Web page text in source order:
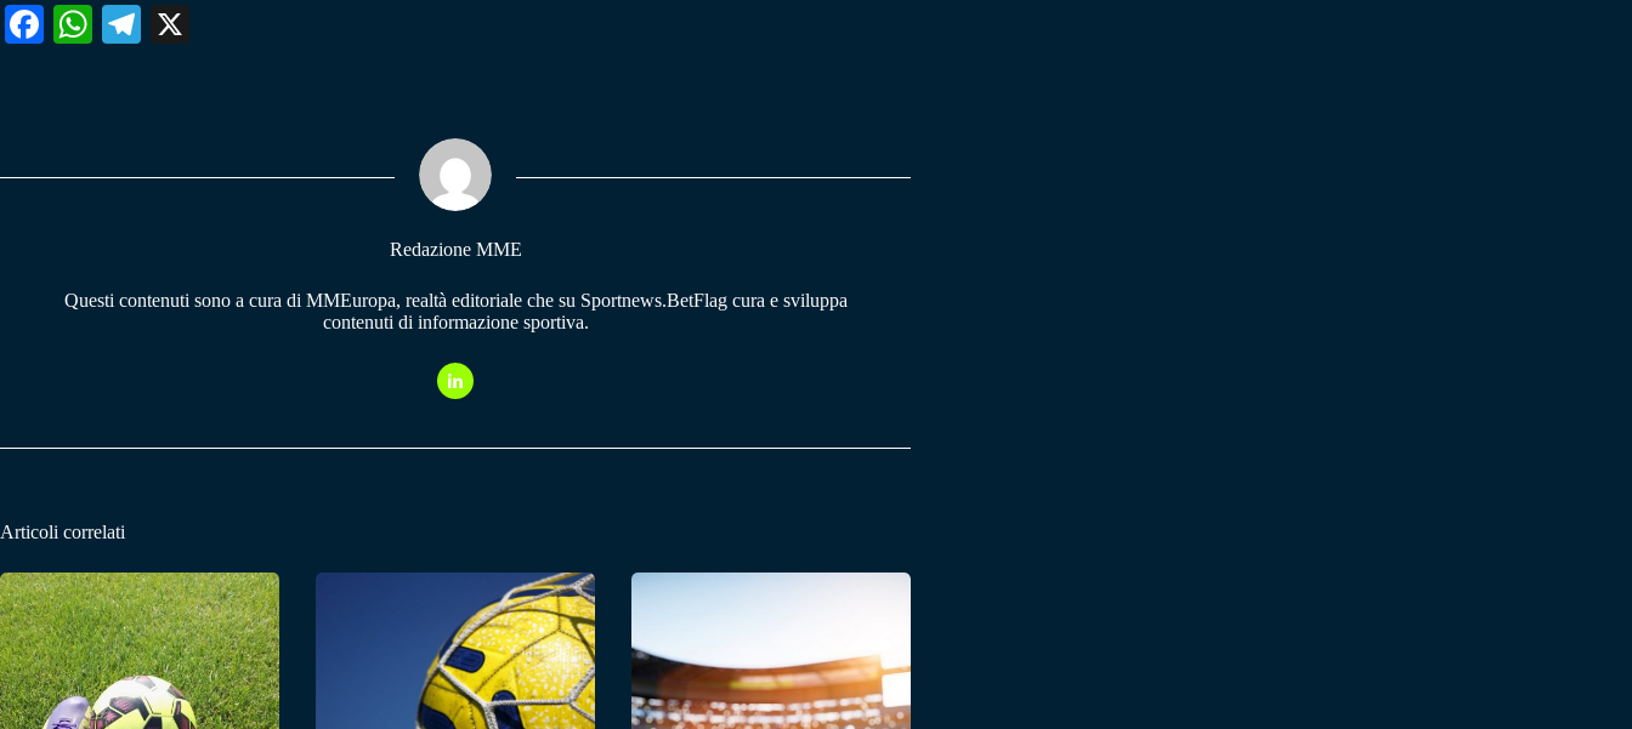
Fa W
pp
Te
m
Redazione MME
Questi contenuti sono a cura di MMEuropa, realtà editoriale che su Sportnews.BetFlag cura e sviluppa
contenuti di informazione sportiva.
Articoli correlati